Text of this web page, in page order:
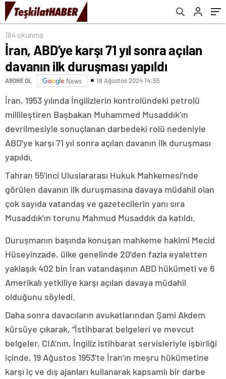
184 okunma
İran, ABD’ye karşı 71 yıl sonra açılan
davanın ilk duruşması yapıldı
ABONE OL News 18 Ağustos 2024 14:55
İran, 1953 yılında İngilizlerin kontrolündeki petrolü
millileştiren Başbakan Muhammed Musaddık’ın
devrilmesiyle sonuçlanan darbedeki rolü nedeniyle
ABD’ye karşı 71 yıl sonra açılan davanın ilk duruşması
yapıldı.
Tahran 55’inci Uluslararası Hukuk Mahkemesi’nde
görülen davanın ilk duruşmasına davaya müdahil olan
çok sayıda vatandaş ve gazetecilerin yanı sıra
Musaddık’ın torunu Mahmud Musaddık da katıldı.
Duruşmanın başında konuşan mahkeme hakimi Mecid
Hüseyinzade, ülke genelinde 20’den fazla eyaletten
yaklaşık 402 bin İran vatandaşının ABD hükümeti ve 6
Amerikalı yetkiliye karşı açılan davaya müdahil
olduğunu söyledi.
Daha sonra davacıların avukatlarından Şami Akdem
kürsüye çıkarak, “İstihbarat belgeleri ve mevcut
belgeler, CIA’nın, İngiliz istihbarat servisleriyle işbirliği
içinde, 19 Ağustos 1953’te İran’ın meşru hükümetine
karşı iç ve dış ajanları kullanarak kapsamlı bir darbe